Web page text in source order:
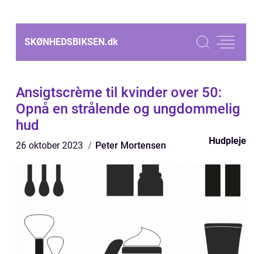
SKØNHEDSBIKSEN.dk
Ansigtscrème til kvinder over 50:
Opnå en strålende og ungdommelig
hud
26 oktober 2023 Peter Mortensen Hudpleje